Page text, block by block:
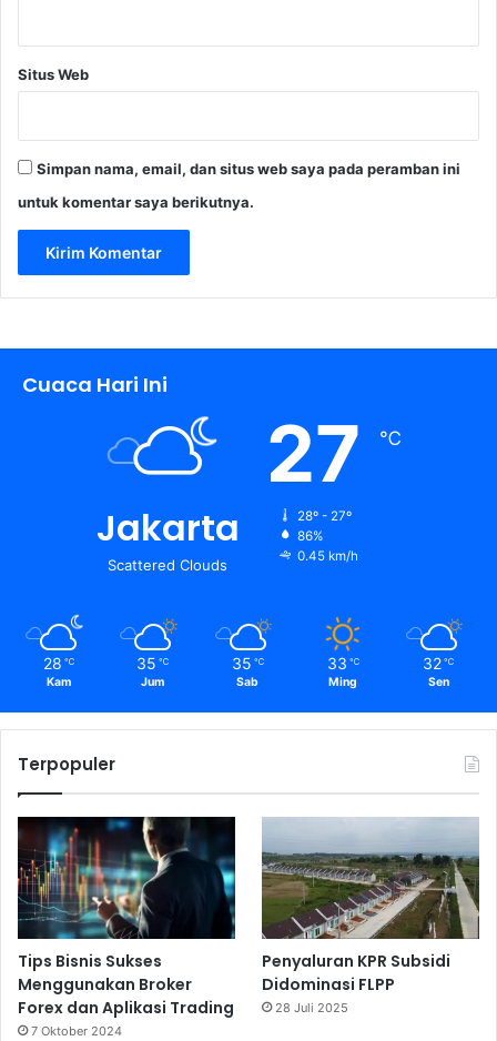
Situs Web
Simpan nama, email, dan situs web saya pada peramban ini
untuk komentar saya berikutnya.
Cuaca Hari Ini
Jakarta
Scattered Clouds
27 ℃
28º - 27º
86%
0.45 km/h
28 ℃
Kam
35 ℃
Jum
35 ℃
Sab
33 ℃
Ming
32 ℃
Sen
Terpopuler
Tips Bisnis Sukses
Menggunakan Broker
Forex dan Aplikasi Trading
7 Oktober 2024
Penyaluran KPR Subsidi
Didominasi FLPP
28 Juli 2025